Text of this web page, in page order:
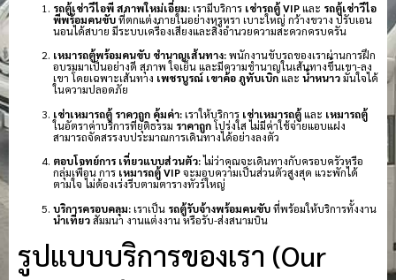
รถตู้เช่าวีไอพี สภาพใหม่เอี่ยม:เรามีบริการ เช่ารถตู้ VIPและ รถตู้เช่าวีไอ
พีพร้อมคนขับที่ตกแต่งภายในอย่างหรูหรา เบาะใหญ่ กว้างขวาง ปรับเอน
นอนได้สบาย มีระบบเครื่องเสียงและสิ่งอำนวยความสะดวกครบครัน
เหมารถตู้พร้อมคนขับ ชำนาญเส้นทาง:พนักงานขับรถของเราผ่านการฝึก
อบรมมาเป็นอย่างดี สุภาพ ใจเย็น และมีความชำนาญในเส้นทางขึ้นเขา-ลง
เขา โดยเฉพาะเส้นทาง เพชรบูรณ์ เขาค้อภูทับเบิกและ น้ำหนาวมั่นใจได้
ในความปลอดภัย
เช่าเหมารถตู้ ราคาถูก คุ้มค่า:เราให้บริการ เช่าเหมารถตู้และ เหมารถตู้
ในอัตราค่าบริการที่ยุติธรรม ราคาถูกโปร่งใส ไม่มีค่าใช้จ่ายแอบแฝง
สามารถจัดสรรงบประมาณการเดินทางได้อย่างลงตัว
ตอบโจทย์การ เที่ยวแบบส่วนตัว:ไม่ว่าคุณจะเดินทางกับครอบครัวหรือ
กลุ่มเพื่อน การ เหมารถตู้ VIPจะมอบความเป็นส่วนตัวสูงสุด แวะพักได้
ตามใจ ไม่ต้องเร่งรีบตามตารางทัวร์ใหญ่
บริการครอบคลุม:เราเป็น รถตู้รับจ้างพร้อมคนขับที่พร้อมให้บริการทั้งงาน
นำเที่ยวสัมมนา งานแต่งงาน หรือรับ-ส่งสนามบิน
รูปแบบบริการของเรา (Our